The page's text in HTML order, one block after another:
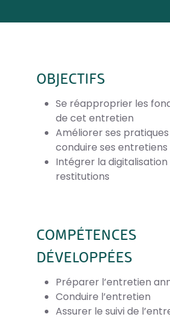
OBJECTIFS
Se réapproprier les
de cet entretien
Améliorer ses
conduire ses entretiens
Intégrer la digitalisation
restitutions
COMPÉTENCES
DÉVELOPPÉES
Préparer l’entretien
Conduire l’entretien
Assurer le suivi de